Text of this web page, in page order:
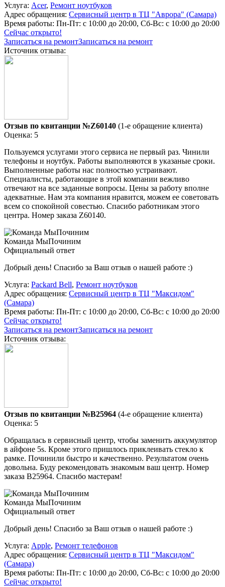
Услуга: Acer, Ремонт ноутбуков
Адрес обращения: Сервисный центр в ТЦ "Аврора" (Самара)
Время работы: Пн-Пт: с 10:00 до 20:00, Сб-Вс: с 10:00 до 20:00
Сейчас открыто!
Записаться на ремонтЗаписаться на ремонт
Источник отзыва:
Отзыв по квитанции №Z60140 (1-е обращение клиента)
Оценка: 5
Пользуемся услугами этого сервиса не первый раз. Чинили
телефоны и ноутбук. Работы выполняются в указаные сроки.
Выполненные работы нас полностью устраивают.
Специалисты, работающие в этой компании вежливо
отвечают на все заданные вопросы. Цены за работу вполне
адекватные. Нам эта компания нравится, можем ее советовать
всем со спокойной совестью. Спасибо работникам этого
центра. Номер заказа Z60140.
Команда МыПочиним
Официальный ответ
Добрый день! Спасибо за Ваш отзыв о нашей работе :)
Услуга: Packard Bell, Ремонт ноутбуков
Адрес обращения: Сервисный центр в ТЦ "Максидом"
(Самара)
Время работы: Пн-Пт: с 10:00 до 20:00, Сб-Вс: с 10:00 до 20:00
Сейчас открыто!
Записаться на ремонтЗаписаться на ремонт
Источник отзыва:
Отзыв по квитанции №B25964 (4-е обращение клиента)
Оценка: 5
Обращалась в сервисный центр, чтобы заменить аккумулятор
в айфоне 5s. Кроме этого пришлось приклеивать стекло к
рамке. Починили быстро и качественно. Результатом очень
довольна. Буду рекомендовать знакомым ваш центр. Номер
заказа В25964. Спасибо мастерам!
Команда МыПочиним
Официальный ответ
Добрый день! Спасибо за Ваш отзыв о нашей работе :)
Услуга: Apple, Ремонт телефонов
Адрес обращения: Сервисный центр в ТЦ "Максидом"
(Самара)
Время работы: Пн-Пт: с 10:00 до 20:00, Сб-Вс: с 10:00 до 20:00
Сейчас открыто!